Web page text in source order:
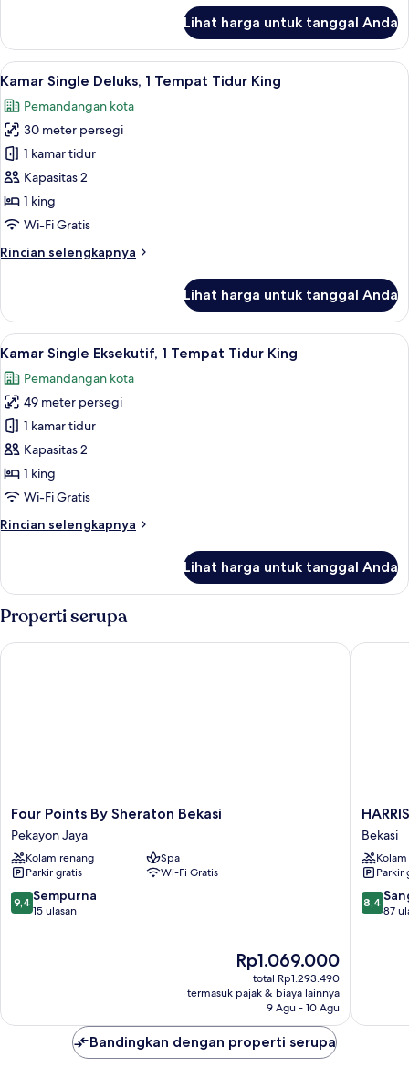
Kamar
Single
Deluks,
Tempat
Tidur
King
Lihat harga untuk tanggal Anda
Lihat
semua
foto
untuk
Kamar
Single
Deluks,
1
Tidur
Minibar, brankas, meja kerja, dan
2
Kamar Single Deluks, 1 Tempat Tidur King
Pemandangan kota
30 meter persegi
1 kamar tidur
Kapasitas 2
1 king
Wi-Fi Gratis
Rincian selengkapnya
Rincian
Kamar
Single
Deluks,
Tempat
Tidur
King
Lihat harga untuk tanggal Anda
Lihat
semua
foto
untuk
Kamar
Single
Eksekutif,
1
Tidur
Kamar Single Eksekutif, 1 Tempat
1
Kamar Single Eksekutif, 1 Tempat Tidur King
Pemandangan kota
49 meter persegi
1 kamar tidur
Kapasitas 2
1 king
Wi-Fi Gratis
Rincian selengkapnya
Rincian
Kamar
Single
Eksekutif,
Tempat
Lihat harga untuk tanggal Anda
Properti serupa
Four
Points
By
Sheraton
Bekasi
Pekayon
Jaya
Four Points By Sheraton Bekasi
Pekayon Jaya
Kolam renang
Spa
Parkir gratis
Wi-Fi Gratis
9.4
dari
9,4 Sempurna
15 ulasan
Harga
sekarang
Rp1.069.000
Rp1.069.000
total Rp1.293.490
termasuk pajak & biaya lainnya
9 Agu - 10 Agu
Four Points By Sheraton Bekasi
HARRIS
Hotel
&
Bekasi
Bekasi
Bekasi
Parkir
8.4
dari
8,4
87
Bandingkan dengan properti serupa